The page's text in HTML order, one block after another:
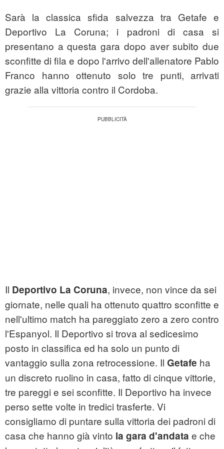
Sarà la classica sfida salvezza tra Getafe e
Deportivo La Coruna; i padroni di casa si
presentano a questa gara dopo aver subito due
sconfitte di fila e dopo l'arrivo dell'allenatore Pablo
Franco hanno ottenuto solo tre punti, arrivati
grazie alla vittoria contro il Cordoba.
Il Deportivo La Coruna, invece, non vince da sei
giornate, nelle quali ha ottenuto quattro sconfitte e
nell'ultimo match ha pareggiato zero a zero contro
l'Espanyol. Il Deportivo si trova al sedicesimo
posto in classifica ed ha solo un punto di
vantaggio sulla zona retrocessione. Il Getafe ha
un discreto ruolino in casa, fatto di cinque vittorie,
tre pareggi e sei sconfitte. Il Deportivo ha invece
perso sette volte in tredici trasferte. Vi
consigliamo di puntare sulla vittoria dei padroni di
casa che hanno già vinto la gara d'andata e che